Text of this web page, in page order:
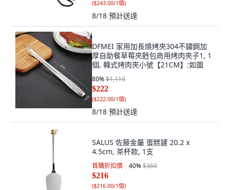
($243.00/1個)
8/18 預計送達
DFMEI 家用加長燒烤夾304不鏽鋼加
厚自助餐草莓夾麪包商用烤肉夾子1, 1
個, 韓式烤肉夾小號【21CM】:如圖
80%$1,110
$222
($222.00/1個)
8/18 預計送達
SALUS 佐藤金屬 蛋糕鏟 20.2 x
4.5cm, 茶杯款, 1支
首購折扣價 40%$360
$216
($216.00/1個)